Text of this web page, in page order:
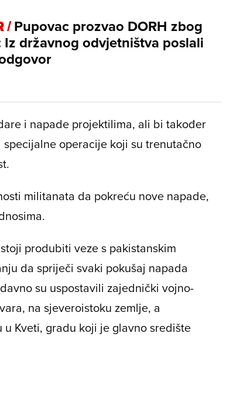
/Pupovac prozvao DORH zbog
Iz državnog odvjetništva poslali
i napade projektilima, ali bi također
operacije koji su trenutačno
.
militanata da pokreću nove napade,
produbiti veze s pakistanskim
da spriječi svaki pokušaj napada
su uspostavili zajednički vojno-
na sjeveroistoku zemlje, a
Kveti, gradu koji je glavno središte